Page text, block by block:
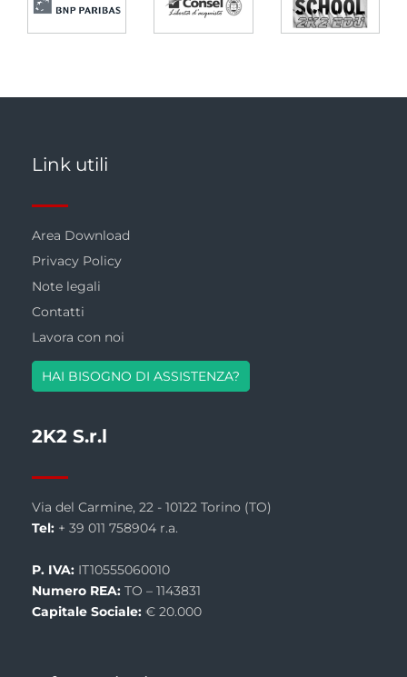
Link utili
Area Download
Privacy Policy
Note legali
Contatti
Lavora con noi
HAI BISOGNO DI ASSISTENZA?
2K2 S.r.l
Via del Carmine, 22 - 10122 Torino (TO)
Tel: + 39 011 758904 r.a.
P. IVA: IT10555060010
Numero REA: TO – 1143831
Capitale Sociale: € 20.000